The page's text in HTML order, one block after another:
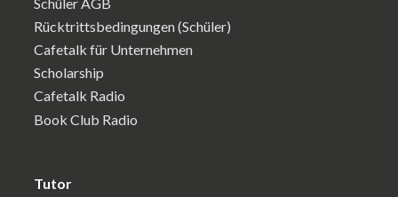
Rücktrittsbedingungen (Schüler)
Cafetalk für Unternehmen
Scholarship
Cafetalk Radio
Book Club Radio
Tutor